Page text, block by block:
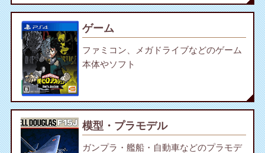
ゲーム
ファミコン、メガドライブなどのゲーム
本体やソフト
模型・プラモデル
ガンプラ・艦船・自動車などのプラモデ